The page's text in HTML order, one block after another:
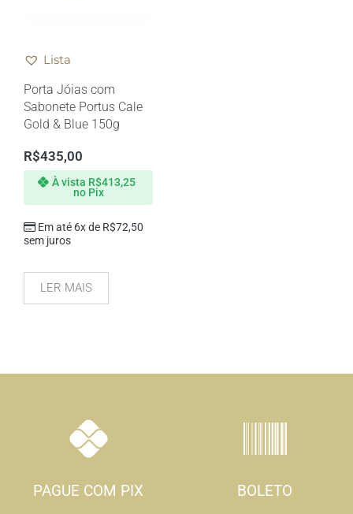
Lista
Porta Jóias com
Sabonete Portus Cale
Gold & Blue 150g
R$435,00
Em até 6x de R$72,50
sem juros
À vista R$413,25
no Pix
LER MAIS
PAGUE COM PIX BOLETO